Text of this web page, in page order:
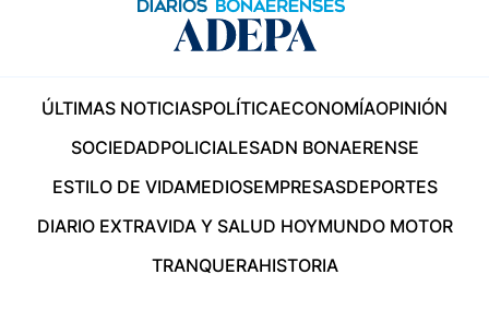
ÚLTIMAS NOTICIASPOLÍTICAECONOMÍAOPINIÓN
SOCIEDADPOLICIALESADN BONAERENSE
ESTILO DE VIDAMEDIOSEMPRESASDEPORTES
DIARIO EXTRAVIDA Y SALUD HOYMUNDO MOTOR
TRANQUERAHISTORIA